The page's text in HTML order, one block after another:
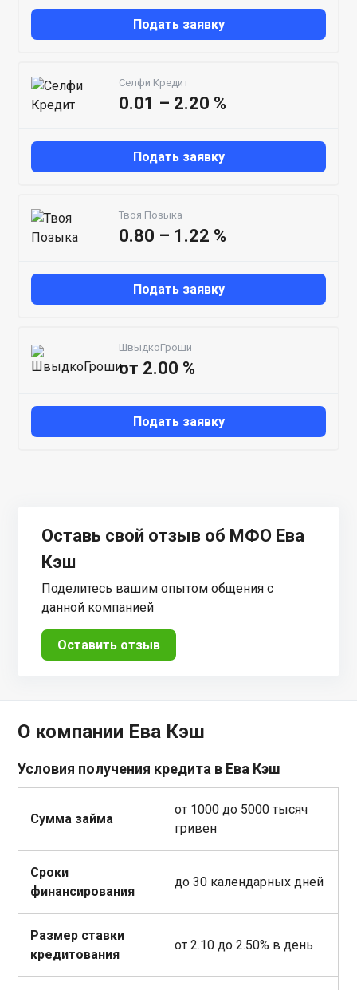
Подать заявку
Селфи Кредит
0.01 – 2.20 %
Подать заявку
Твоя Позыка
0.80 – 1.22 %
Подать заявку
ШвыдкоГроши
от 2.00 %
Подать заявку
Оставь свой отзыв об МФО Ева
Кэш
Поделитесь вашим опытом общения с
данной компанией
Оставить отзыв
О компании Ева Кэш
Условия получения кредита в Ева Кэш
Сумма займа
от 1000 до 5000 тысяч
гривен
Сроки
финансирования
до 30 календарных дней
Размер ставки
кредитования
от 2.10 до 2.50% в день